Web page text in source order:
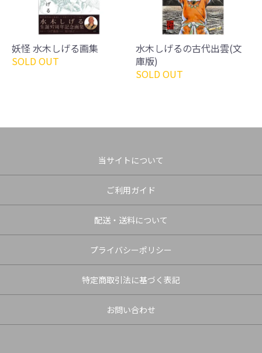
妖怪 水木しげる画集
SOLD OUT
水木しげるの古代出雲(文
庫版)
SOLD OUT
当サイトについて
ご利用ガイド
配送・送料について
プライバシーポリシー
特定商取引法に基づく表記
お問い合わせ